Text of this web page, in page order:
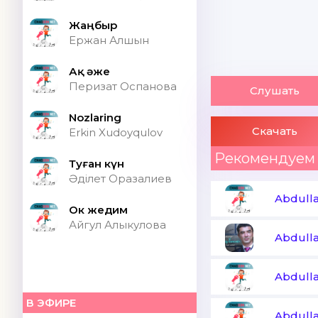
Жаңбыр
Ержан Алшын
Ақ әже
Перизат Оспанова
Nozlaring
Erkin Xudoyqulov
Туған күн
Әділет Оразалиев
Ок жедим
Айгул Алыкулова
В ЭФИРЕ
Слушать
Скачать
Рекомендуем